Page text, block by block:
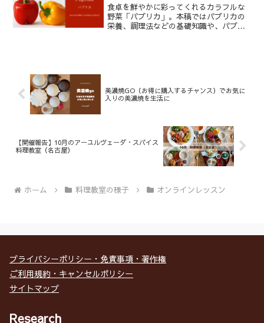
食卓を鮮やかに彩ってくれるカラフルな
野菜「パプリカ」。本稿ではパプリカの
栄養、調理法などの基礎知識や、パプリ
美濃焼GO（お得に購入するチャンス）でお気に
入りの美濃焼を生活に
【開催報告】10月のアーユルヴェーダ・スパイス
料理教室（名古屋）
ホーム 料理教室の様子 オンラインレッスン
プライバシーポリシー・免責事項・著作権
ご利用規約・キャンセルポリシー
サイトマップ
Research